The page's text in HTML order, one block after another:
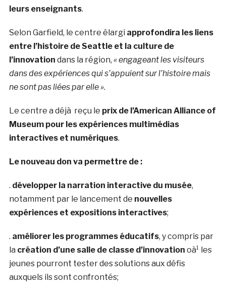
leurs enseignants.
Selon Garfield, le centre élargi approfondira les liens
entre l’histoire de Seattle et la culture de
l’innovation dans la région, « engageant les visiteurs
dans des expériences qui s’appuient sur l’histoire mais
ne sont pas liées par elle ».
Le centre a déjà reçu le prix de l’American Alliance of
Museum pour les expériences multimédias
interactives et numériques.
Le nouveau don va permettre de :
. développer la narration interactive du musée,
notamment par le lancement de nouvelles
expériences et expositions interactives;
. améliorer les programmes éducatifs, y compris par
la création d’une salle de classe d’innovation oà¹ les
jeunes pourront tester des solutions aux défis
auxquels ils sont confrontés;